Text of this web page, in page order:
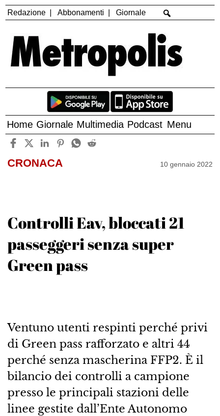
Redazione Abbonamenti Giornale
Home Giornale Multimedia Podcast Menu
CRONACA 10 gennaio 2022
Controlli Eav, bloccati 21
passeggeri senza super
Green pass
Ventuno utenti respinti perché privi
di Green pass rafforzato e altri 44
perché senza mascherina FFP2. È il
bilancio dei controlli a campione
presso le principali stazioni delle
linee gestite dall’Ente Autonomo